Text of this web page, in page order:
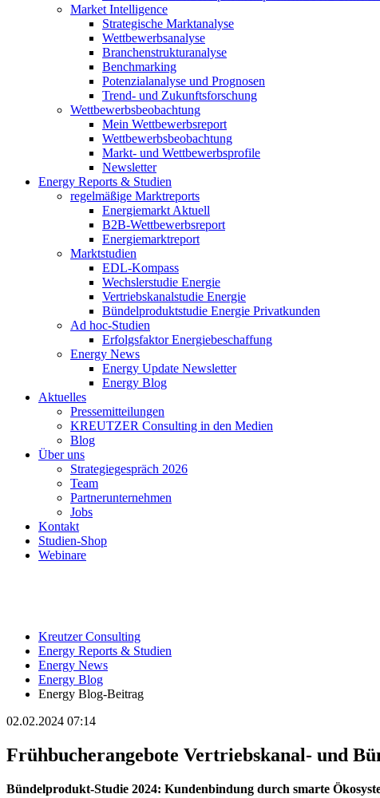
Market Intelligence
Strategische Marktanalyse
Wettbewerbsanalyse
Branchenstrukturanalyse
Benchmarking
Potenzialanalyse und Prognosen
Trend- und Zukunftsforschung
Wettbewerbs­beobachtung
Mein Wettbewerbsreport
Wettbewerbsbeobachtung
Markt- und Wettbewerbsprofile
Newsletter
Energy Reports & Studien
regelmäßige Marktreports
Energiemarkt Aktuell
B2B-Wettbewerbsreport
Energiemarktreport
Marktstudien
EDL-Kompass
Wechslerstudie Energie
Vertriebskanalstudie Energie
Bündelproduktstudie Energie Privatkunden
Ad hoc-Studien
Erfolgsfaktor Energiebeschaffung
Energy News
Energy Update Newsletter
Energy Blog
Aktuelles
Pressemitteilungen
KREUTZER Consulting in den Medien
Blog
Über uns
Strategiegespräch 2026
Team
Partnerunternehmen
Jobs
Kontakt
Studien-Shop
Webinare
Kreutzer Consulting
Energy Reports & Studien
Energy News
Energy Blog
Energy Blog-Beitrag
02.02.2024 07:14
Frühbucherangebote Vertriebskanal- und
Bündelprodukt-Studie 2024: Kundenbindung durch smarte